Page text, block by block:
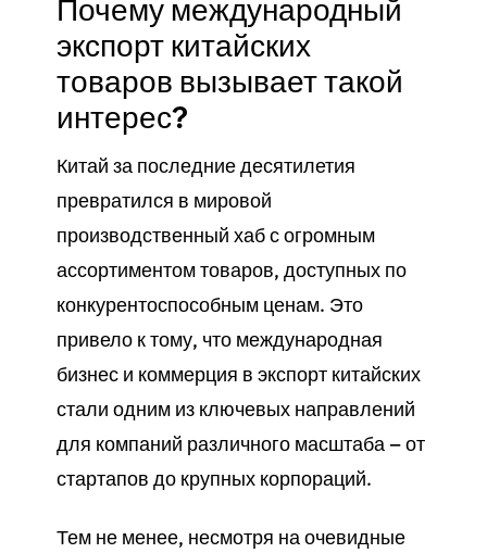
Почему международный
экспорт китайских
товаров вызывает такой
интерес?
Китай за последние десятилетия
превратился в мировой
производственный хаб с огромным
ассортиментом товаров, доступных по
конкурентоспособным ценам. Это
привело к тому, что международная
бизнес и коммерция в экспорт китайских
стали одним из ключевых направлений
для компаний различного масштаба — от
стартапов до крупных корпораций.
Тем не менее, несмотря на очевидные